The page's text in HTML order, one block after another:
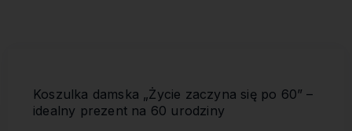
Koszulka damska „Życie zaczyna się po 60” –
idealny prezent na 60 urodziny